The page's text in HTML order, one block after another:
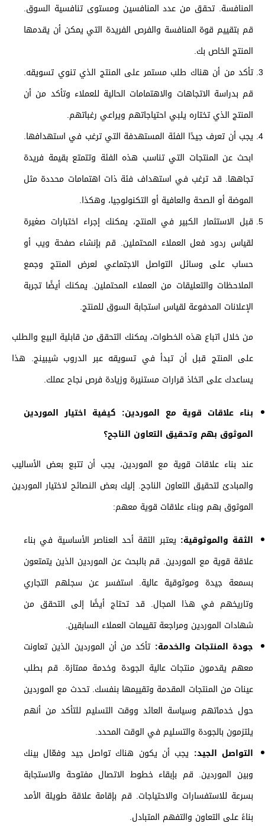
المنافسة. تحقق من عدد المنافسين ومستوى تنافسية السوق.
قم بتقييم قوة المنافسة والفرص الفريدة التي يمكن أن يقدمها
المنتج الخاص بك.
تأكد من أن هناك طلب مستمر على المنتج الذي تنوي تسويقه.
قم بدراسة الاتجاهات والاهتمامات الحالية للعملاء وتأكد من أن
المنتج الذي تختاره يلبي احتياجاتهم ويراعي رغباتهم.
يجب أن تعرف جيدًا الفئة المستهدفة التي ترغب في استهدافها.
ابحث عن المنتجات التي تناسب هذه الفئة وتتمتع بقيمة فريدة
تجاهها. قد ترغب في استهداف فئة ذات اهتمامات محددة مثل
الموضة أو الصحة والعافية أو التكنولوجيا، وهكذا.
قبل الاستثمار الكبير في المنتج، يمكنك إجراء اختبارات صغيرة
لقياس ردود فعل العملاء المحتملين. قم بإنشاء صفحة ويب أو
حساب على وسائل التواصل الاجتماعي لعرض المنتج وجمع
الملاحظات والتعليقات من العملاء المحتملين. يمكنك أيضًا تجربة
الإعلانات المدفوعة لقياس استجابة السوق للمنتج.
من خلال اتباع هذه الخطوات، يمكنك التحقق من قابلية البيع والطلب
على المنتج قبل أن تبدأ في تسويقه عبر الدروب شيبينج. هذا
يساعدك على اتخاذ قرارات مستنيرة وزيادة فرص نجاح عملك.
بناء علاقات قوية مع الموردين: كيفية اختيار الموردين
الموثوق بهم وتحقيق التعاون الناجح؟
عند بناء علاقات قوية مع الموردين، يجب أن تتبع بعض الأساليب
والمبادئ لتحقيق التعاون الناجح. إليك بعض النصائح لاختيار الموردين
الموثوق بهم وبناء علاقات قوية معهم:
الثقة والموثوقية: يعتبر الثقة أحد العناصر الأساسية في بناء
علاقة قوية مع الموردين. قم بالبحث عن الموردين الذين يتمتعون
بسمعة جيدة وموثوقية عالية. استفسر عن سجلهم التجاري
وتاريخهم في هذا المجال. قد تحتاج أيضًا إلى التحقق من
شهادات الموردين ومراجعة تقييمات العملاء السابقين.
جودة المنتجات والخدمة: تأكد من أن الموردين الذين تعاونت
معهم يقدمون منتجات عالية الجودة وخدمة ممتازة. قم بطلب
عينات من المنتجات المقدمة وتقييمها بنفسك. تحدث مع الموردين
حول خدماتهم وسياسة العائد ووقت التسليم للتأكد من أنهم
يلتزمون بالجودة والتسليم في الوقت المحدد.
التواصل الجيد: يجب أن يكون هناك تواصل جيد وفعّال بينك
وبين الموردين. قم بإبقاء خطوط الاتصال مفتوحة والاستجابة
بسرعة للاستفسارات والاحتياجات. قم بإقامة علاقة طويلة الأمد
بناءً على التعاون والتفهم المتبادل.